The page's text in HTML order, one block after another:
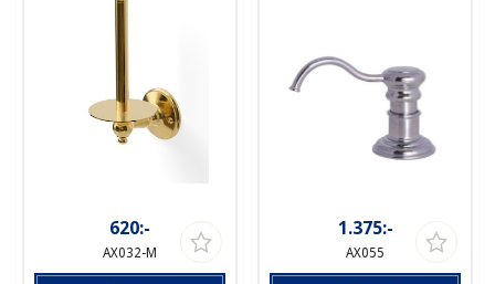
620:-
AX032-M
1.375:-
AX055